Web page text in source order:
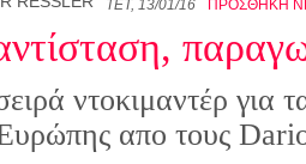
ΤΕΤ, 13/01/16 ΠΡΟΣΘΉΚΗ
ντοκιμαντέρ για
απο τους